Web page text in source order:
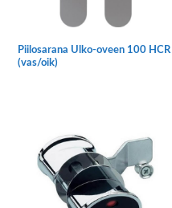
Piilosarana Ulko-oveen 100 HCR
(vas/oik)